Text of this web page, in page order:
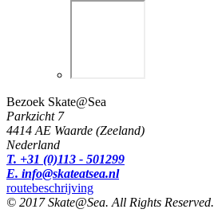
Bezoek Skate@Sea
Parkzicht 7
4414 AE Waarde (Zeeland)
Nederland
T. +31 (0)113 - 501299
E. info@skateatsea.nl
routebeschrijving
© 2017 Skate@Sea. All Rights Reserved.